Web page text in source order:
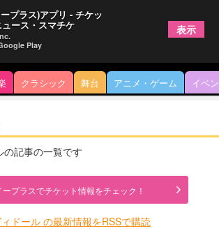
クラシック 舞台 アニメ・ゲーム イベ
の記事の一覧です
ープラスでチケット情報をチェック！
ドール の最新情報をRSSで購読
プラス)アプリ - チケッ
ュース・スマチケ
Play
表示